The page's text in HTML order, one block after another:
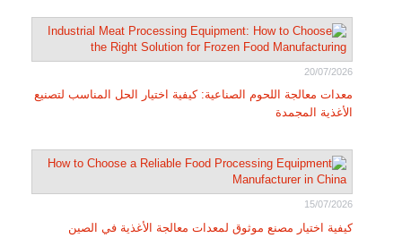
20/07/2026
معدات معالجة اللحوم الصناعية: كيفية اختيار الحل المناسب لتصنيع
الأغذية المجمدة
15/07/2026
كيفية اختيار مصنع موثوق لمعدات معالجة الأغذية في الصين